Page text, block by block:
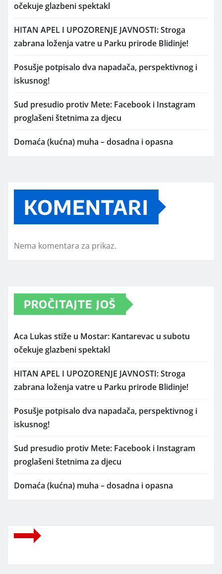
očekuje glazbeni spektakl
HITAN APEL I UPOZORENJE JAVNOSTI: Stroga
zabrana loženja vatre u Parku prirode Blidinje!
Posušje potpisalo dva napadača, perspektivnog i
iskusnog!
Sud presudio protiv Mete: Facebook i Instagram
proglašeni štetnima za djecu
Domaća (kućna) muha – dosadna i opasna
KOMENTARI
Nema komentara za prikaz.
PROČITAJTE JOŠ
Aca Lukas stiže u Mostar: Kantarevac u subotu
očekuje glazbeni spektakl
HITAN APEL I UPOZORENJE JAVNOSTI: Stroga
zabrana loženja vatre u Parku prirode Blidinje!
Posušje potpisalo dva napadača, perspektivnog i
iskusnog!
Sud presudio protiv Mete: Facebook i Instagram
proglašeni štetnima za djecu
Domaća (kućna) muha – dosadna i opasna